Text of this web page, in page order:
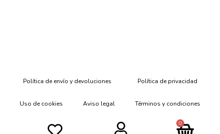
0
Política de envío y devoluciones Política de privacidad
Uso de cookies Aviso legal Términos y condiciones
Declaración de Accesibilidad